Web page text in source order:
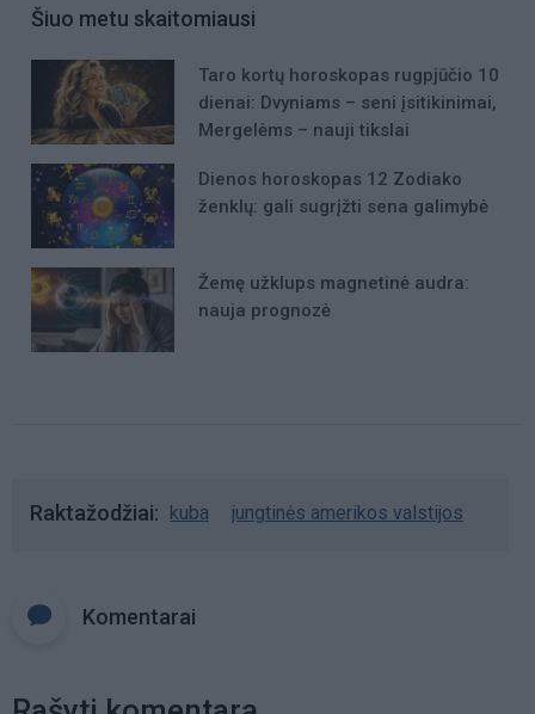
Šiuo metu skaitomiausi
Taro kortų horoskopas rugpjūčio 10
dienai: Dvyniams – seni įsitikinimai,
Mergelėms – nauji tikslai
Dienos horoskopas 12 Zodiako
ženklų: gali sugrįžti sena galimybė
Žemę užklups magnetinė audra:
nauja prognozė
Raktažodžiai kuba jungtinės amerikos valstijos
Komentarai